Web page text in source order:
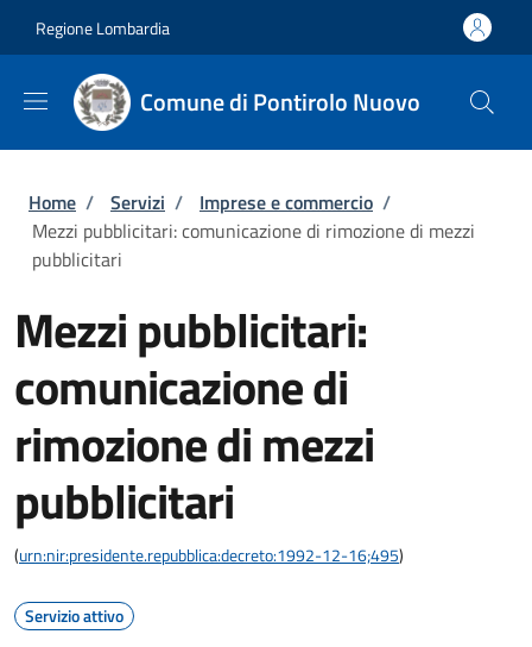
Regione Lombardia
Comune di Pontirolo Nuovo
Briciole di pane
Home / Servizi / Imprese e commercio /
Mezzi pubblicitari: comunicazione di rimozione di mezzi
pubblicitari
Mezzi pubblicitari:
comunicazione di
rimozione di mezzi
pubblicitari
(urn:nir:presidente.repubblica:decreto:1992-12-16;495)
Servizio attivo